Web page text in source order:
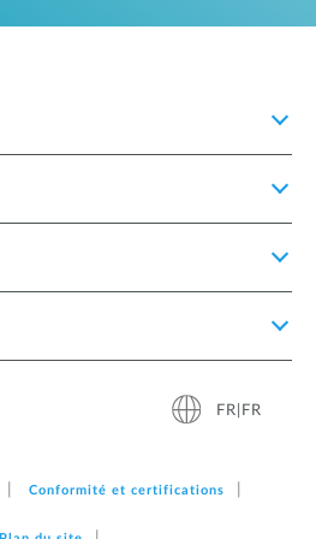
FR|FR
Conformité et certifications